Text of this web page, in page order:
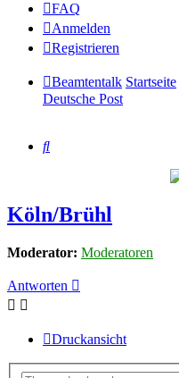
FAQ
Anmelden
Registrieren
Beamtentalk Startseite
Deutsche Post
Suche
Köln/Brühl
Moderator: Moderatoren
Antworten
Druckansicht